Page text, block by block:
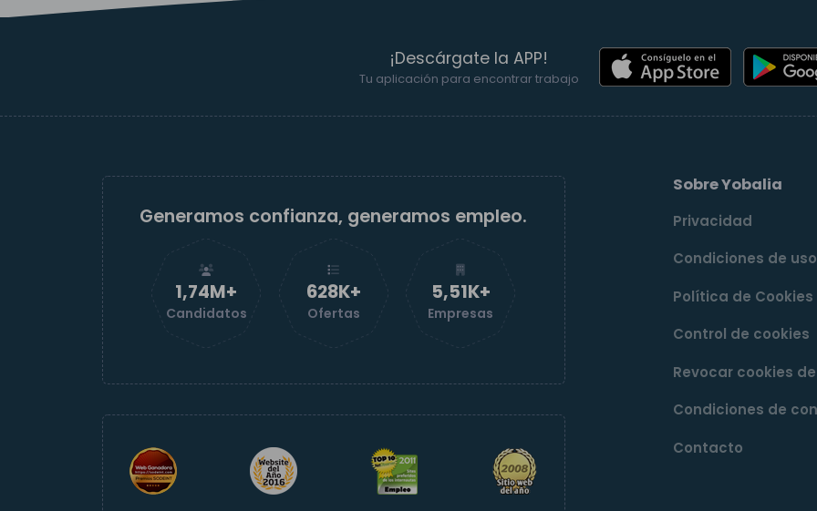
¡Descárgate la APP!
Tu aplicación para encontrar trabajo
Generamos confianza, generamos empleo.
1,74M+
Candidatos
629K+
Ofertas
5,52K+
Empresas
Sobre Yobalia
Privacidad
Condiciones de uso
Política de Cookies
Control de cookies
Revocar cookies
Condiciones de
Contacto